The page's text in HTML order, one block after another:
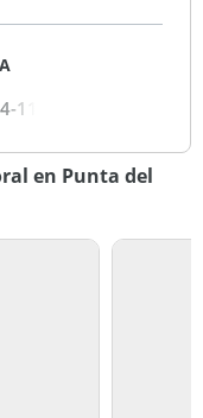
11
en Punta del